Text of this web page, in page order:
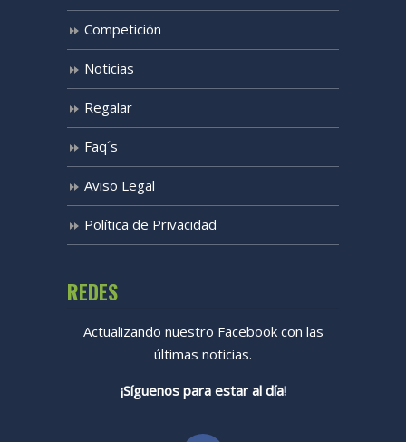
Competición
Noticias
Regalar
Faq´s
Aviso Legal
Política de Privacidad
REDES
Actualizando nuestro Facebook con las
últimas noticias.
¡Síguenos para estar al día!